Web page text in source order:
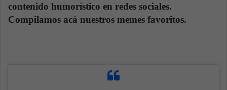
contenido humorístico en redes sociales.
Compilamos acá nuestros memes favoritos.